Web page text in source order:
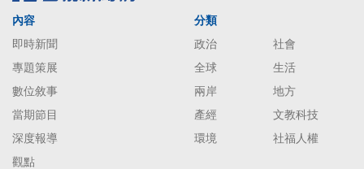
內容
即時新聞
專題策展
數位敘事
當期節目
深度報導
觀點
分類
政治
社會
全球
生活
兩岸
地方
產經
文教科技
環境
社福人權